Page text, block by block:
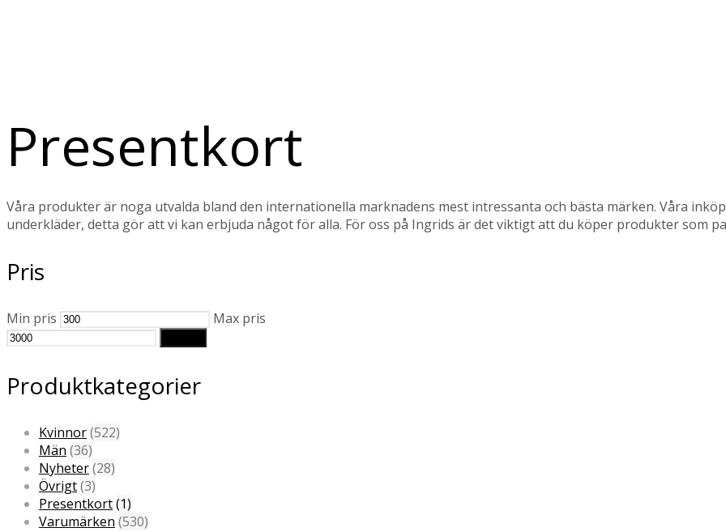
Presentkort
Våra produkter är noga utvalda bland den internationella marknadens mest intressanta och bästa märken. Våra
underkläder, detta gör att vi kan erbjuda något för alla. För oss på Ingrids är det viktigt att du köper produkter som
Pris
Min pris Max pris
Produktkategorier
Kvinnor(522)
Män (36)
Nyheter(28)
Övrigt(3)
Presentkort(1)
Varumärken (530)